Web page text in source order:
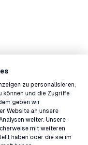
zu personalisieren,
können und die Zugriffe
geben wir
Website an unsere
weiter. Unsere
mit weiteren
haben oder die sie im